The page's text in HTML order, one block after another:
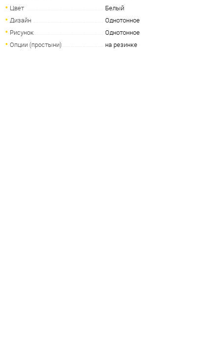
Цвет
Белый
Дизайн
Однотонное
Рисунок
Однотонное
Опции (простыни)
на резинке